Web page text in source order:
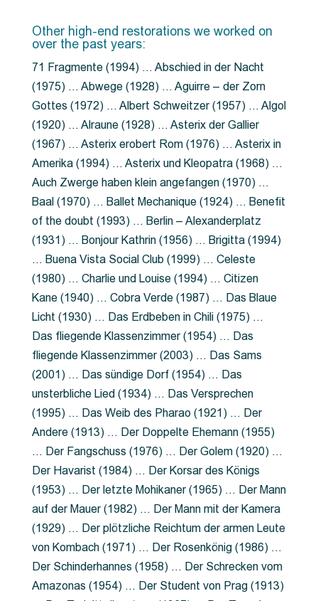
Other high-end restorations we worked on
over the past years:
71 Fragmente (1994) … Abschied in der Nacht
(1975) … Abwege (1928) … Aguirre – der Zorn
Gottes (1972) … Albert Schweitzer (1957) … Algol
(1920) … Alraune (1928) … Asterix der Gallier
(1967) … Asterix erobert Rom (1976) … Asterix in
Amerika (1994) … Asterix und Kleopatra (1968) …
Auch Zwerge haben klein angefangen (1970) …
Baal (1970) … Ballet Mechanique (1924) … Benefit
of the doubt (1993) … Berlin – Alexanderplatz
(1931) … Bonjour Kathrin (1956) … Brigitta (1994)
… Buena Vista Social Club (1999) … Celeste
(1980) … Charlie und Louise (1994) … Citizen
Kane (1940) … Cobra Verde (1987) … Das Blaue
Licht (1930) … Das Erdbeben in Chili (1975) …
Das fliegende Klassenzimmer (1954) … Das
fliegende Klassenzimmer (2003) … Das Sams
(2001) … Das sündige Dorf (1954) … Das
unsterbliche Lied (1934) … Das Versprechen
(1995) … Das Weib des Pharao (1921) … Der
Andere (1913) … Der Doppelte Ehemann (1955)
… Der Fangschuss (1976) … Der Golem (1920) …
Der Havarist (1984) … Der Korsar des Königs
(1953) … Der letzte Mohikaner (1965) … Der Mann
auf der Mauer (1982) … Der Mann mit der Kamera
(1929) … Der plötzliche Reichtum der armen Leute
von Kombach (1971) … Der Rosenkönig (1986) …
Der Schinderhannes (1958) … Der Schrecken vom
Amazonas (1954) … Der Student von Prag (1913)